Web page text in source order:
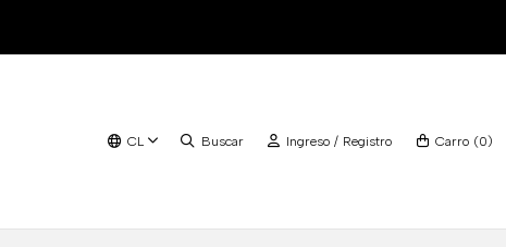
CL Buscar Ingreso / Registro Carro (0)